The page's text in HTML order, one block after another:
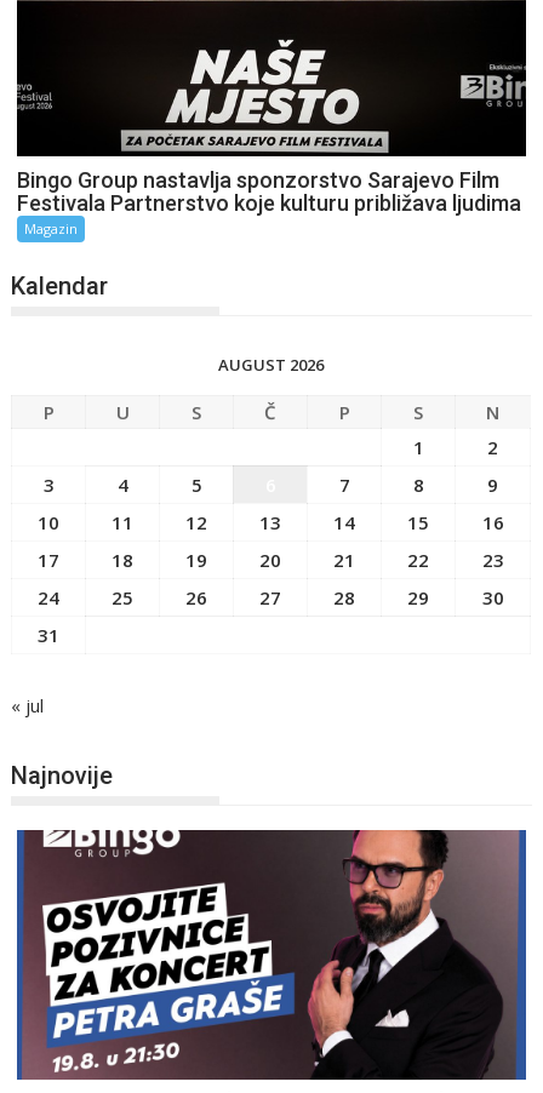
Bingo Group nastavlja sponzorstvo Sarajevo Film
Festivala Partnerstvo koje kulturu približava ljudima
Magazin
Kalendar
AUGUST 2026
P U S Č P S
N
1
2
3
4 5 7 8
9
10
11 12 13 14 15
16
17
18 19 20 21 22
23
24
25 26 27 28 29
30
31
« jul
Najnovije